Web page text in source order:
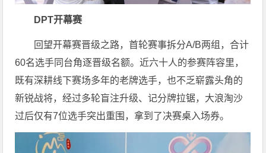
DPT开幕赛
回望开幕赛晋级之路，首轮赛事拆分A/B两组，合计
60名选手同台角逐晋级名额。近六十人的参赛阵容里，
既有深耕线下赛场多年的老牌选手，也不乏崭露头角的
新锐战将，经过多轮盲注升级、记分牌拉锯，大浪淘沙
过后仅有7位选手突出重围，拿到了决赛桌入场券。